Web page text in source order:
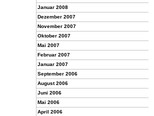
Januar 2008
Dezember 2007
November 2007
Oktober 2007
Mai 2007
Februar 2007
Januar 2007
September 2006
August 2006
Juni 2006
Mai 2006
April 2006